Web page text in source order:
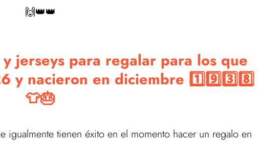
🙌👑👑
jerseys para regalar para los que
y nacieron en diciembre 1️⃣9️⃣3️⃣8️⃣
👕🎂
igualmente tienen éxito en el momento hacer un regalo en